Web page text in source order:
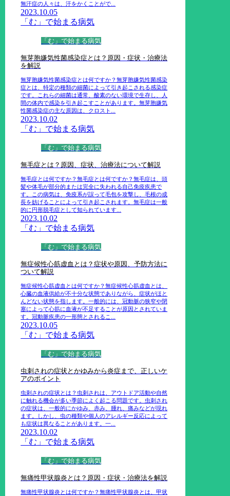
無汗症の人々は、汗をかくことがで...
2023.10.05
「む」で始まる病気
「む」で始まる病気
無芽胞嫌気性菌感染症とは？原因・症状・治療法
を解説
無芽胞嫌気性菌感染症とは何ですか？無芽胞嫌気性菌感染
症とは、特定の種類の細菌によって引き起こされる感染症
です。これらの細菌は通常、酸素のない環境で生存し、人
間の体内で感染を引き起こすことがあります。無芽胞嫌気
性菌感染症の主な原因は、クロスト...
2023.10.02
「む」で始まる病気
「む」で始まる病気
無毛症とは？原因、症状、治療法について解説
無毛症とは何ですか？無毛症とは何ですか？無毛症は、頭
髪や体毛が部分的または完全に失われる自己免疫疾患で
す。この病気は、免疫系が誤って毛包を攻撃し、毛根の成
長を妨げることによって引き起こされます。無毛症は一般
的に円形脱毛症として知られています...
2023.10.02
「む」で始まる病気
「む」で始まる病気
無症候性心筋虚血とは？症状や原因、予防方法に
ついて解説
無症候性心筋虚血とは何ですか？無症候性心筋虚血とは、
心臓の血液供給が不十分な状態でありながら、症状がほと
んどない状態を指します。一般的には、冠動脈の狭窄や閉
塞によって心筋に血液が不足することが原因とされていま
す。冠動脈疾患の一形態とされるこ...
2023.10.05
「む」で始まる病気
「む」で始まる病気
虫刺されの症状とかゆみから炎症まで、正しいケ
アのポイント
虫刺されの症状とは？虫刺されは、アウトドア活動や自然
に触れる機会が多い季節によく起こる問題です。虫刺され
の症状は、一般的にかゆみ、赤み、腫れ、痛みなどが現れ
ます。しかし、虫の種類や個人のアレルギー反応によって
も症状は異なることがあります。一...
2023.10.02
「む」で始まる病気
「む」で始まる病気
無痛性甲状腺炎とは？原因・症状・治療法を解説
無痛性甲状腺炎とは何ですか？無痛性甲状腺炎とは、甲状